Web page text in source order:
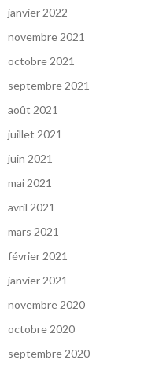
janvier 2022
novembre 2021
octobre 2021
septembre 2021
août 2021
juillet 2021
juin 2021
mai 2021
avril 2021
mars 2021
février 2021
janvier 2021
novembre 2020
octobre 2020
septembre 2020